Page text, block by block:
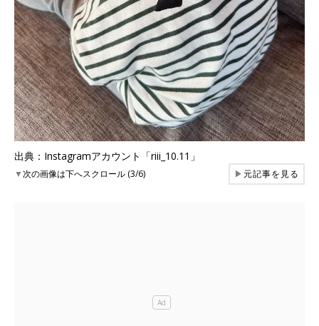
出典：Instagramアカウント「riii_10.11」
▼次の画像は下へスクロール (3/6) ▶元記事を見る